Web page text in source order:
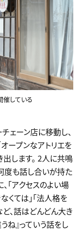
催している
ェーン店に移動し、
ープンなアトリエを
します。 2人に共鳴
度も話し合いが持た
「アクセスのよい場
くては」「法人格を
、話はどんどん大き
ね』っていう話をし